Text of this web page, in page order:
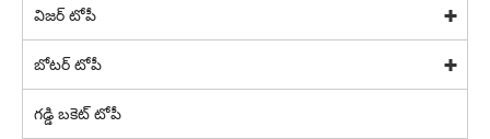
విజర్ టోపీ
బోటర్ టోపీ
గడ్డి బకెట్ టోపీ